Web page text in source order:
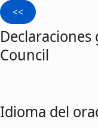
Council
Idioma del